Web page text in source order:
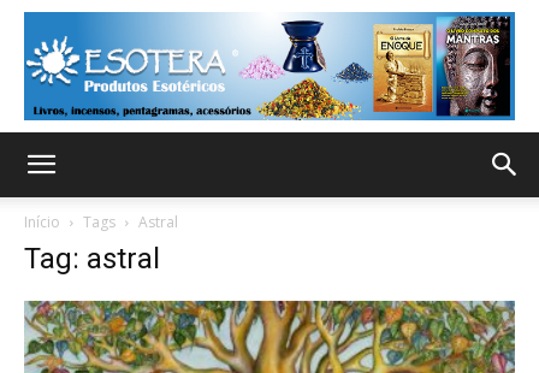
Início Tags Astral
Tag: astral